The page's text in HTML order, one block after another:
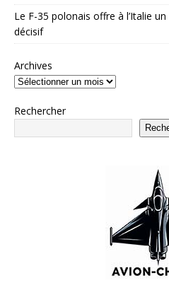
Le F-35 polonais offre à l’Italie
décisif
Archives
Rechercher